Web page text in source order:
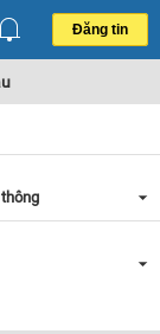
Đăng tin